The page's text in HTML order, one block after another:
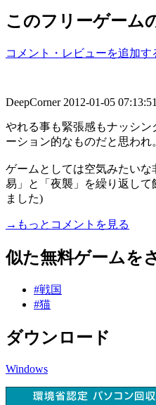
このフリーゲーム
コメント・レビューを追加す
DeepCorner 2012-01-05 07:13:51
やれる事も緊張感もナッシ
ーション的なものだと思われ
ゲームとしては空気みたい
易」と「夜襲」を繰り返し
ました)
→もっとコメントを見る
似た無料ゲームを
#戦国
#猫
ダウンロード
Windows